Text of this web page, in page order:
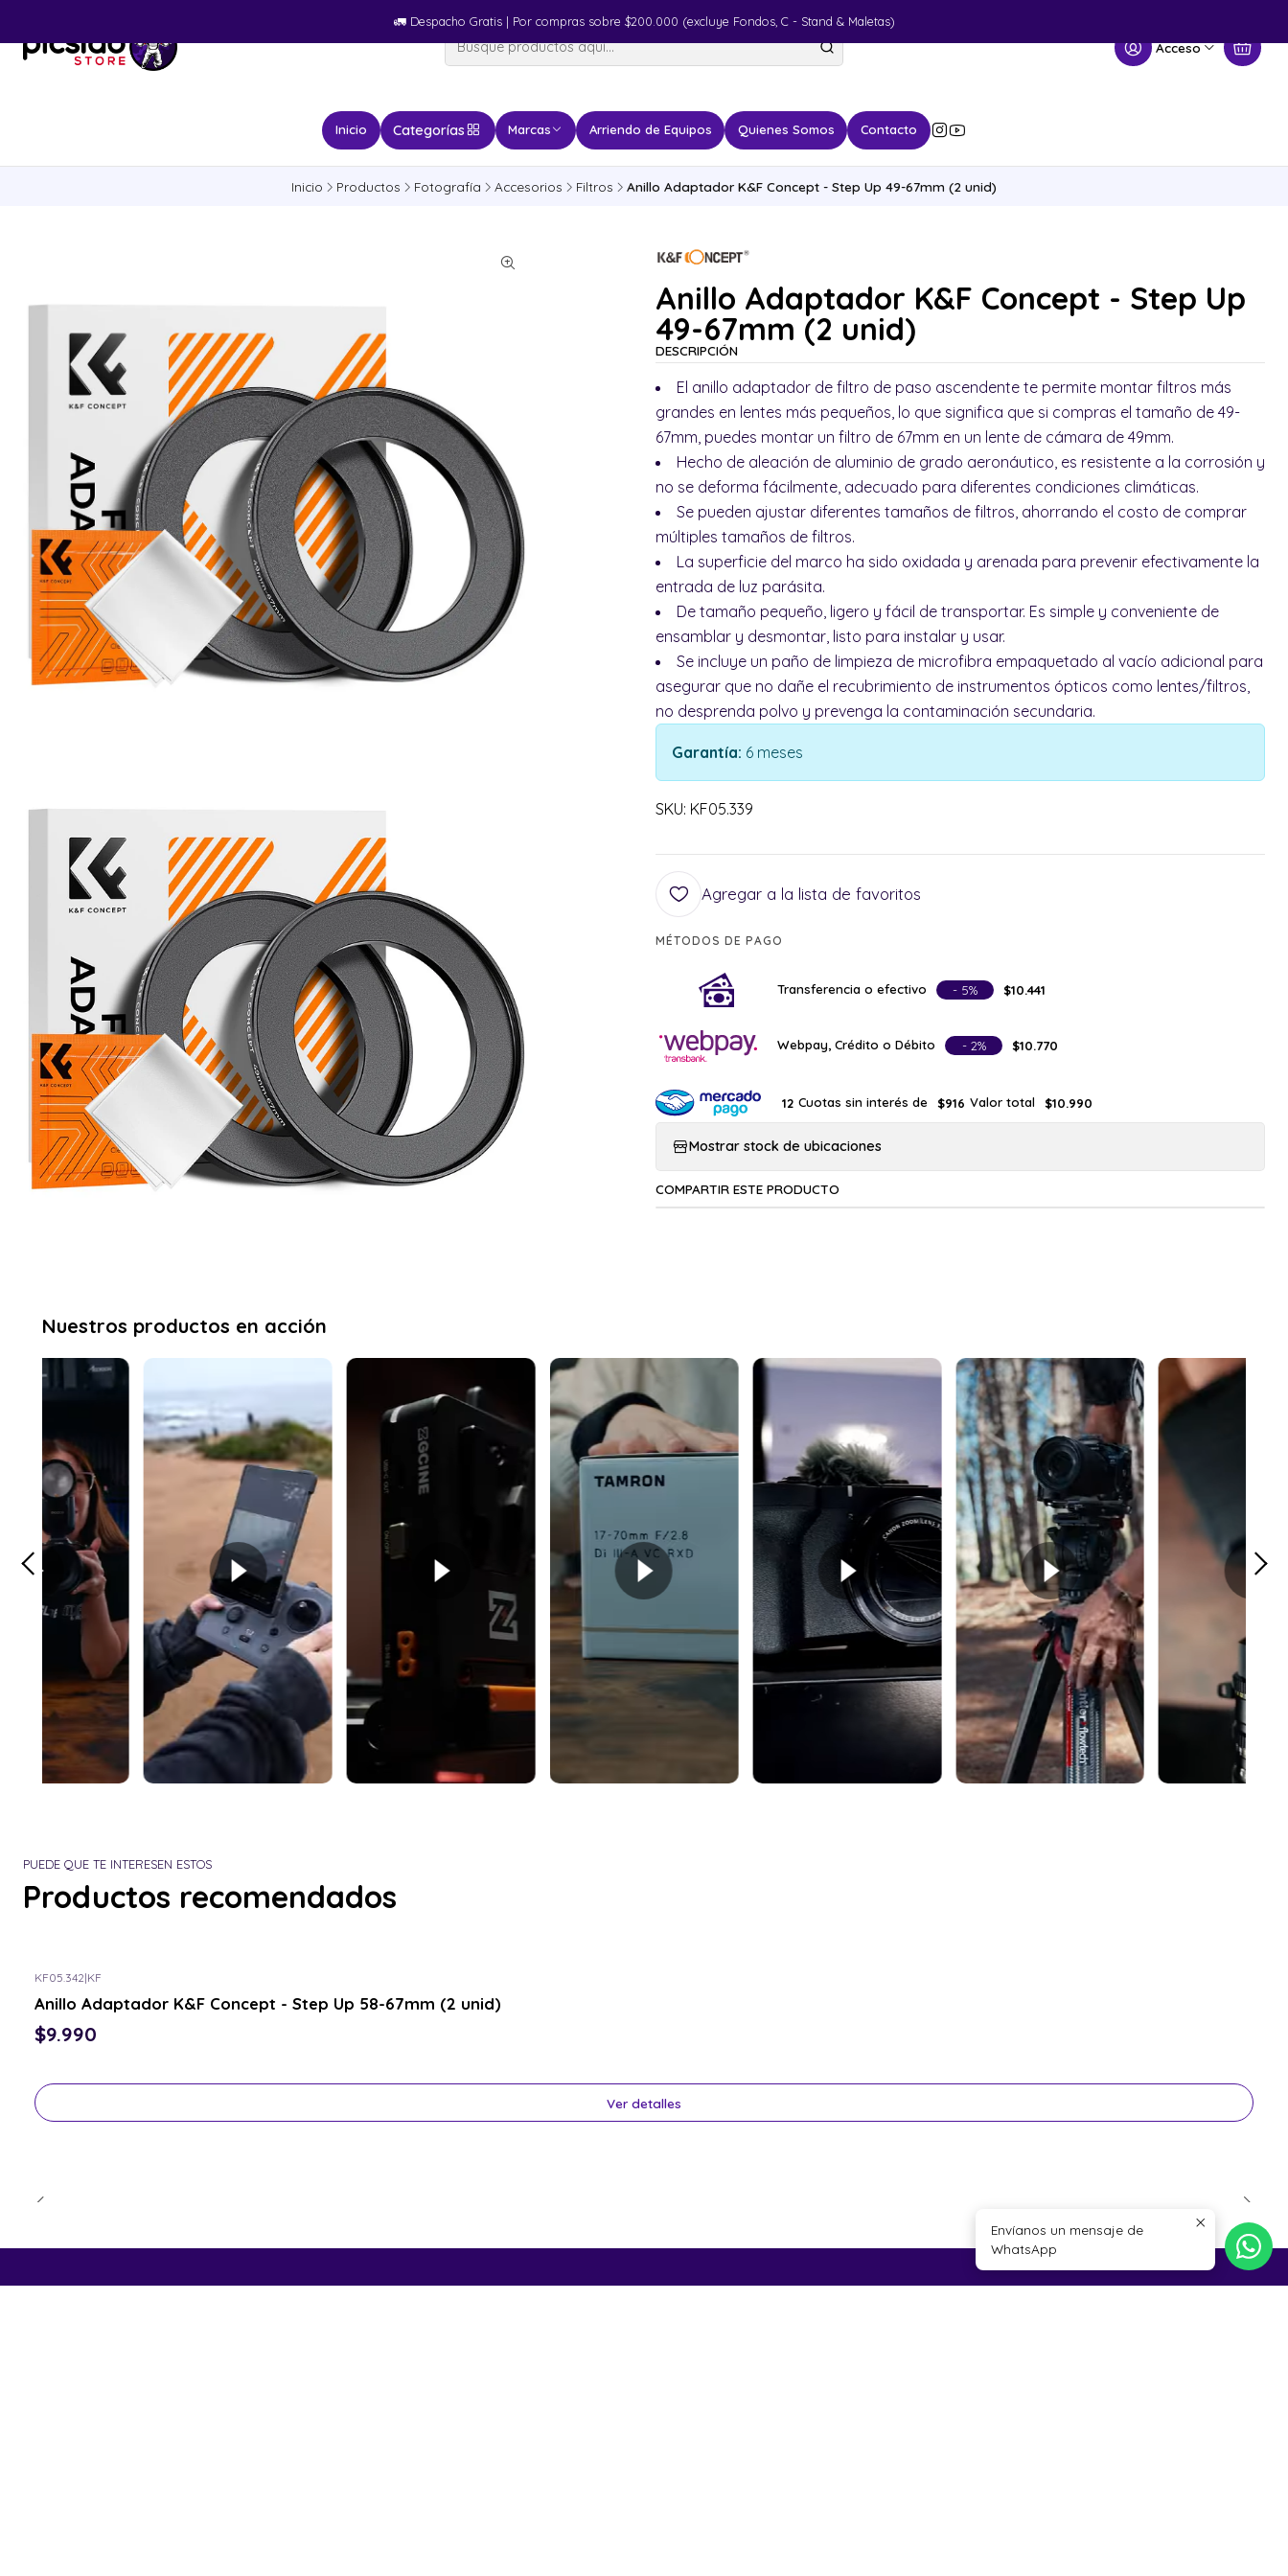
Acceso
Inicio Categorías Marcas Arriendo de Equipos Quienes Somos Contacto
🚛​ Despacho Gratis | Por compras sobre $200.000 (excluye Fondos, C - Stand & Maletas)
Inicio Productos Fotografía Accesorios Filtros Anillo Adaptador K&F Concept - Step Up 49-67mm (2 unid)
Anillo Adaptador K&F Concept - Step Up
49-67mm (2 unid)
DESCRIPCIÓN
El anillo adaptador de filtro de paso ascendente te permite montar filtros más
grandes en lentes más pequeños, lo que significa que si compras el tamaño de 49-
67mm, puedes montar un filtro de 67mm en un lente de cámara de 49mm.
Hecho de aleación de aluminio de grado aeronáutico, es resistente a la corrosión y
no se deforma fácilmente, adecuado para diferentes condiciones climáticas.
Se pueden ajustar diferentes tamaños de filtros, ahorrando el costo de comprar
múltiples tamaños de filtros.
La superficie del marco ha sido oxidada y arenada para prevenir efectivamente la
entrada de luz parásita.
De tamaño pequeño, ligero y fácil de transportar. Es simple y conveniente de
ensamblar y desmontar, listo para instalar y usar.
Se incluye un paño de limpieza de microfibra empaquetado al vacío adicional para
asegurar que no dañe el recubrimiento de instrumentos ópticos como lentes/filtros,
no desprenda polvo y prevenga la contaminación secundaria.
Garantía: 6 meses
SKU: KF05.339
Agregar a la lista de favoritos
MÉTODOS DE PAGO
Transferencia o efectivo - 5% $10.441
Webpay, Crédito o Débito - 2% $10.770
12 Cuotas sin interés de $916 Valor total $10.990
Mostrar stock de ubicaciones
COMPARTIR ESTE PRODUCTO
PUEDE QUE TE INTERESEN ESTOS
Productos recomendados
KF05.342|KF
Anillo Adaptador K&F Concept - Step Up 58-67mm (2 unid)
$9.990
Ver detalles
Envíanos un mensaje de
WhatsApp